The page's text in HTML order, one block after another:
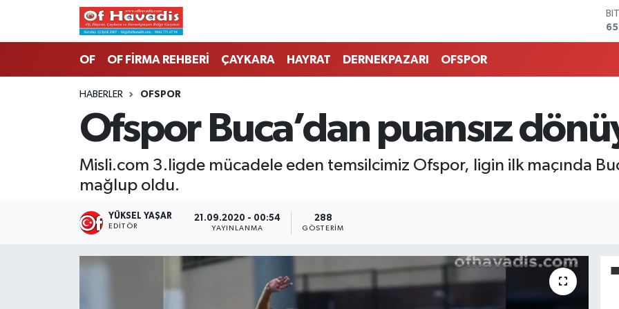
OF OF FİRMA REHBERİ ÇAYKARA HAYRAT DERNEKPAZARI OFSPOR
HABERLER OFSPOR
Ofspor Buca’dan puansız
Misli.com 3.ligde mücadele eden temsilcimiz Ofspor, ligin ilk maçında
mağlup oldu.
YÜKSEL YAŞAR
EDITÖR
21.09.2020 - 00:54
YAYINLANMA
288
GÖSTERIM
Trabzon Nöbetçi Eczaneler
Trabzon Namaz Vakitleri
Trabzon Trafik Yoğunluk Haritası
Süper Lig Puan Durumu ve Fikstür
Tüm Manşetler
Son Dakika Haberleri